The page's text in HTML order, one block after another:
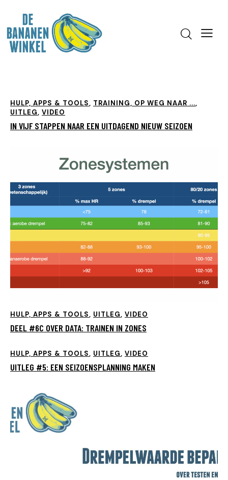
HULP, APPS & TOOLS, TRAINING, OP WEG NAAR ...,
UITLEG, VIDEO
IN VIJF STAPPEN NAAR EEN UITDAGEND NIEUW SEIZOEN
HULP, APPS & TOOLS, UITLEG, VIDEO
DEEL #6C OVER DATA: TRAINEN IN ZONES
HULP, APPS & TOOLS, UITLEG, VIDEO
UITLEG #5: EEN SEIZOENSPLANNING MAKEN